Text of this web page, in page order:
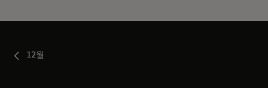
12월